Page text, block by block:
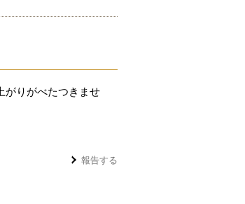
がりがべたつきませ
報告する